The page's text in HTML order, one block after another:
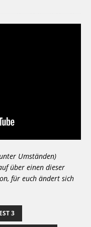
Umständen)
über einen dieser
für euch ändert sich
3